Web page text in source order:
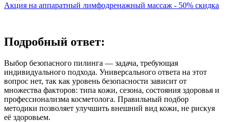
Акция на аппаратный лимфодренажный массаж - 50% скидка
Подробный ответ:
Выбор безопасного пилинга — задача, требующая
индивидуального подхода. Универсального ответа на этот
вопрос нет, так как уровень безопасности зависит от
множества факторов: типа кожи, сезона, состояния здоровья и
профессионализма косметолога. Правильный подбор
методики позволяет улучшить внешний вид кожи, не рискуя
её здоровьем.